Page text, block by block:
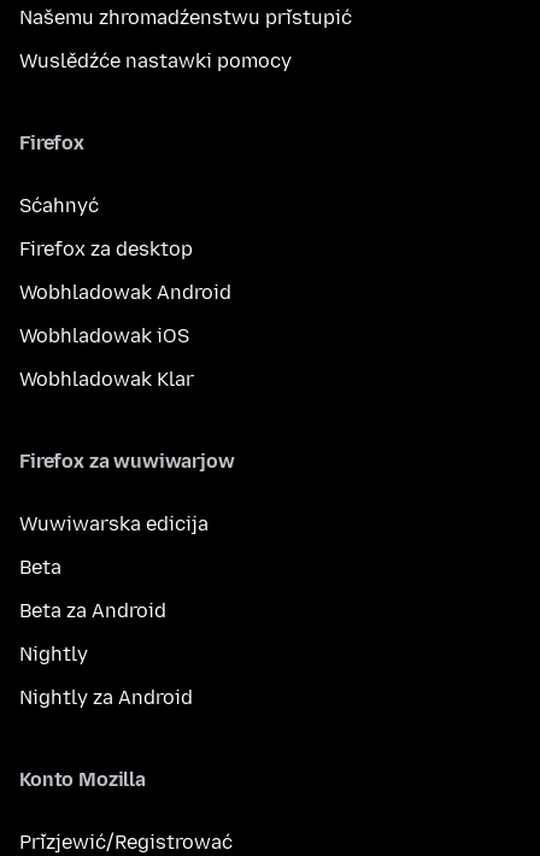
Našemu zhromadźenstwu přistupić
Wuslědźće nastawki pomocy
Firefox
Sćahnyć
Firefox za desktop
Wobhladowak Android
Wobhladowak iOS
Wobhladowak Klar
Firefox za wuwiwarjow
Wuwiwarska edicija
Beta
Beta za Android
Nightly
Nightly za Android
Konto Mozilla
Přizjewić/Registrować